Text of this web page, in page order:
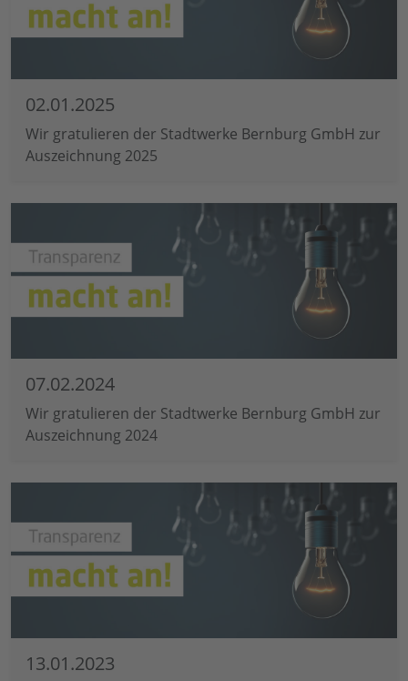
02.01.2025
Wir gratulieren der Stadtwerke Bernburg GmbH zur
Auszeichnung 2025
07.02.2024
Wir gratulieren der Stadtwerke Bernburg GmbH zur
Auszeichnung 2024
13.01.2023